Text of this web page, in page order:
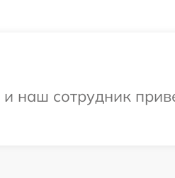
сотрудник